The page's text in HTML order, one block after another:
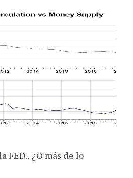
FED.. ¿O más de lo